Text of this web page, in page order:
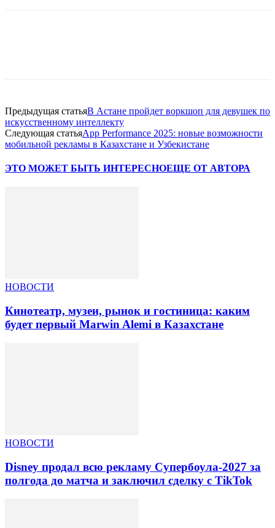
Предыдущая статьяВ Астане пройдет воркшоп для девушек по
искусственному интеллекту
Следующая статьяApp Performance 2025: новые возможности
мобильной рекламы в Казахстане и Узбекистане
ЭТО МОЖЕТ БЫТЬ ИНТЕРЕСНОЕЩЕ ОТ АВТОРА
НОВОСТИ
Кинотеатр, музеи, рынок и гостиница: каким
будет первый Marwin Alemi в Казахстане
НОВОСТИ
Disney продал всю рекламу Супербоула-2027 за
полгода до матча и заключил сделку с TikTok